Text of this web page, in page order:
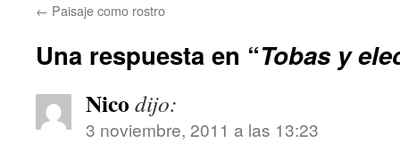
← Paisaje como rostro
Una respuesta en “Tobas y
Nico dijo:
3 noviembre, 2011 a las 13:23